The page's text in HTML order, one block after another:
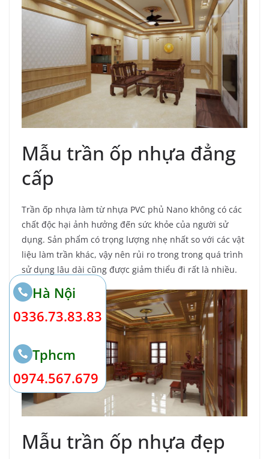
Mẫu trần ốp nhựa đẳng
cấp
Trần ốp nhựa làm từ nhựa PVC phủ Nano không có các
chất độc hại ảnh hưởng đến sức khỏe của người sử
dụng. Sản phẩm có trọng lượng nhẹ nhất so với các vật
liệu làm trần khác, vậy nên rủi ro trong trong quá trình
sử dụng lâu dài cũng được giảm thiểu đi rất là nhiều.
Mẫu trần ốp nhựa đẹp
Hà Nội
0336.73.83.83
Tphcm
0974.567.679